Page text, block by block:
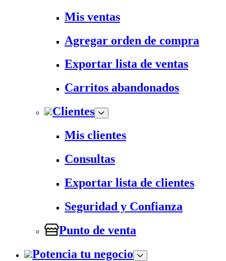
Mis ventas
Agregar orden de compra
Exportar lista de ventas
Carritos abandonados
Clientes
Mis clientes
Consultas
Exportar lista de clientes
Seguridad y Confianza
Punto de venta
Potencia tu negocio